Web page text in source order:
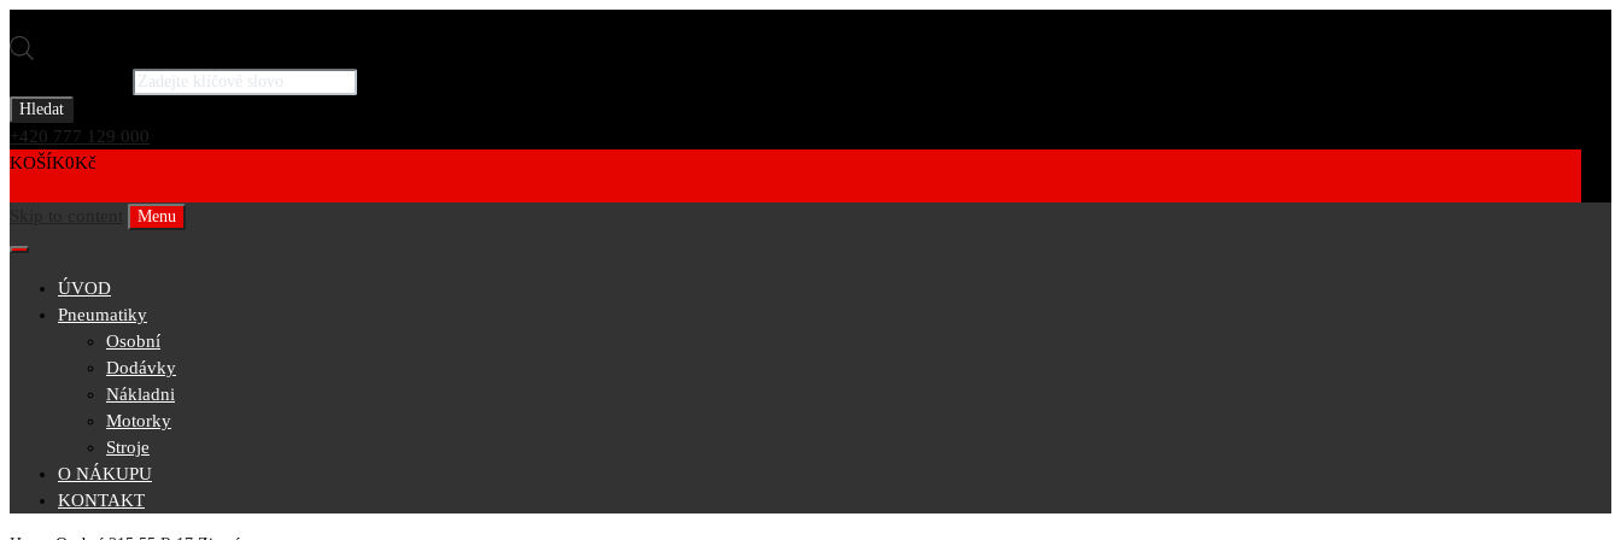
Hledat
+420 777 129 000
KOŠÍK0Kč
Menu
ÚVOD
Pneumatiky
Osobní
Dodávky
Nákladni
Motorky
Stroje
O NÁKUPU
KONTAKT